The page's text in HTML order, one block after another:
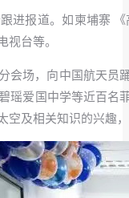
进报道。如柬埔寨
视台等。
会场，向中国航天
瑶爱国中学等近百名
空及相关知识的兴趣